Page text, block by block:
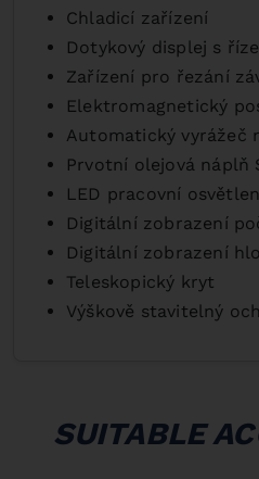
Chladicí zařízení
Dotykový displej s
Zařízení pro řezání
Elektromagnetický
Automatický vyrážeč
Prvotní olejová náplň
LED pracovní
Digitální zobrazení
Digitální zobrazení
Teleskopický kryt
Výškově stavitelný
SUITABLE